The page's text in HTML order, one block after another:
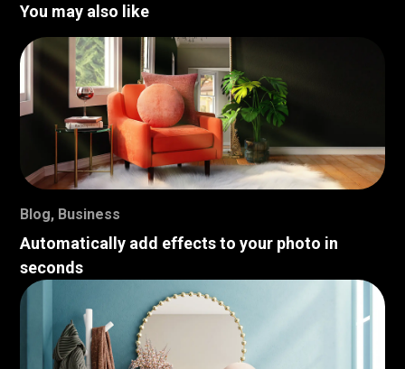
You may also like
Blog, Business
Automatically add effects to your photo in
seconds